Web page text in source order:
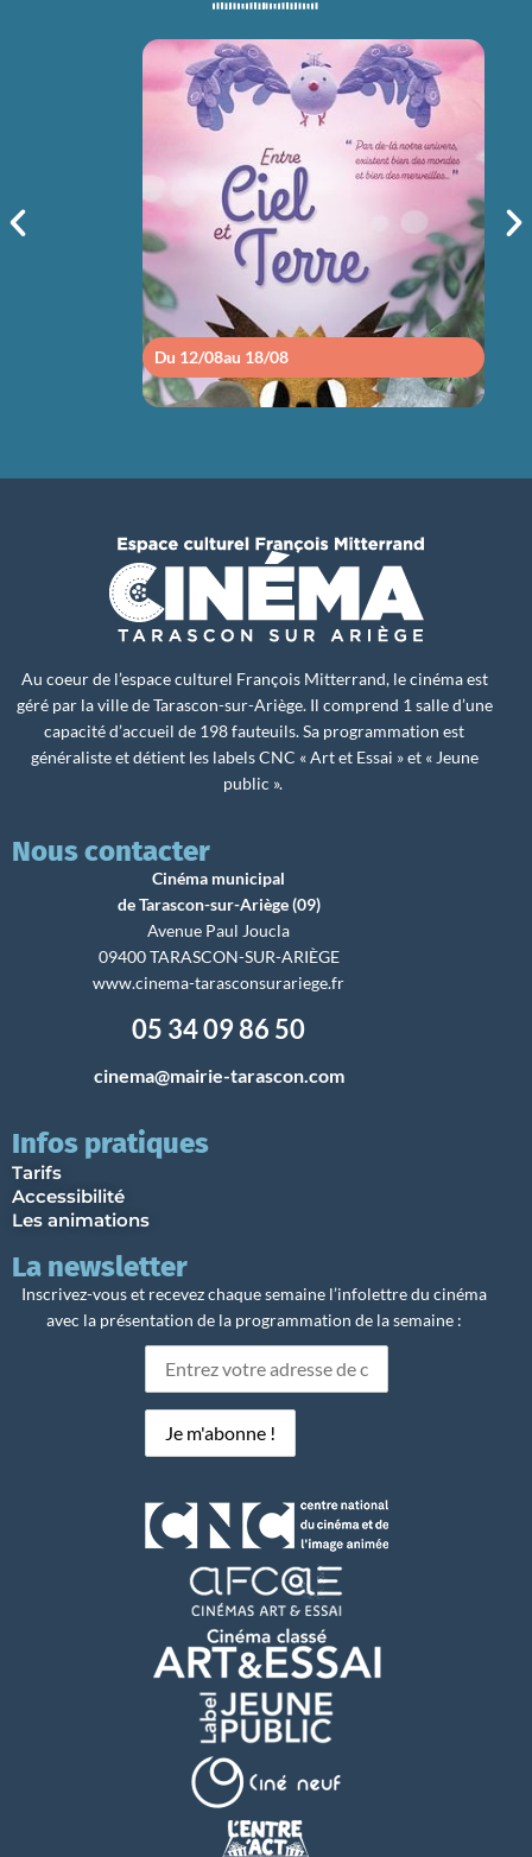
Du 12/08au 18/08
ENTRE CIEL ET TERRE
sam 15/08
14h30
Au coeur de l’espace culturel François Mitterrand, le cinéma est
géré par la ville de Tarascon-sur-Ariège. Il comprend 1 salle d’une
capacité d’accueil de 198 fauteuils. Sa programmation est
généraliste et détient les labels CNC « Art et Essai » et « Jeune
public ».
Nous contacter
Cinéma municipal
de Tarascon-sur-Ariège (09)
Avenue Paul Joucla
09400 TARASCON-SUR-ARIÈGE
www.cinema-tarasconsurariege.fr
05 34 09 86 50
cinema@mairie-tarascon.com
Infos pratiques
Tarifs
Accessibilité
Les animations
La newsletter
Inscrivez-vous et recevez chaque semaine l’infolettre du cinéma
avec la présentation de la programmation de la semaine :